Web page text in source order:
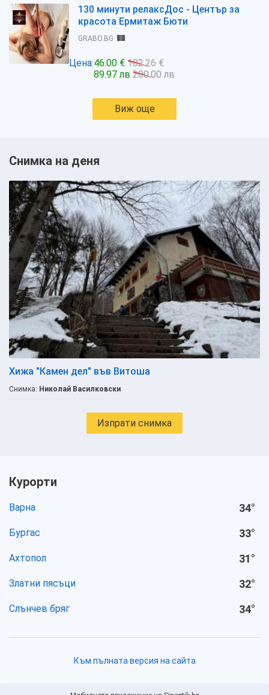
130 минути релаксДос - Център за
красота Ермитаж Бюти
GRABO.BG
Цена:46.00 € 102.26 €
89.97 лв 200.00 лв
Виж още
Снимка на деня
Хижа "Камен дел" във Витоша
Снимка: Николай Василковски
Изпрати снимка
Курорти
Варна 34°
Бургас 33°
Ахтопол 31°
Златни пясъци 32°
Слънчев бряг 34°
Към пълната версия на сайта